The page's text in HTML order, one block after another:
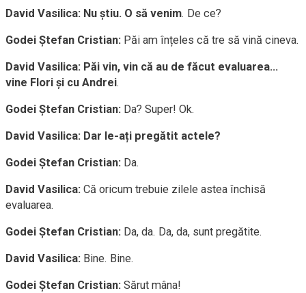
David Vasilica: Nu știu. O să venim. De ce?
Godei Ștefan Cristian: Păi am înțeles că tre să vină cineva.
David Vasilica: Păi vin, vin că au de făcut evaluarea…
vine Flori și cu Andrei.
Godei Ștefan Cristian: Da? Super! Ok.
David Vasilica: Dar le-ați pregătit actele?
Godei Ștefan Cristian: Da.
David Vasilica: Că oricum trebuie zilele astea închisă
evaluarea.
Godei Ștefan Cristian: Da, da. Da, da, sunt pregătite.
David Vasilica: Bine. Bine.
Godei Ștefan Cristian: Sărut mâna!